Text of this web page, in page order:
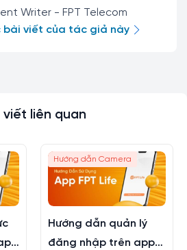
Writer - FPT Telecom
bài viết của tác giả này
viết liên quan
Hướng dẫn Camera
Hướng dẫn quản lý
đăng nhập trên app